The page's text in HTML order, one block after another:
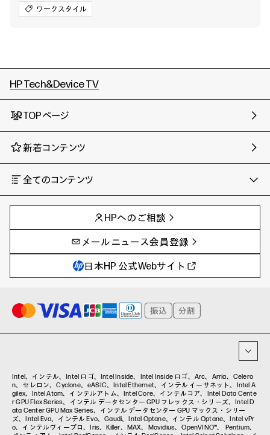
ワークスタイル
HP Tech&Device TV
TOPページ
新着コンテンツ
全てのコンテンツ
AIの進化と活用事例
製品トレンド & レビュー
サイバーセキュリティ
教育とテクノロジー
ハイブリッドワーク
プリンター
事例
イベントレポート
AI PC
AIワークステーション
Poly
WXP（DEXツール）
タグ一覧
HPへのご相談
メールニュース会員登録
日本HP 公式Webサイト
Intel、インテル、Intel ロゴ、Intel Inside、Intel Inside ロゴ、Arc、Arria、Celero
n、セレロン、Cyclone、eASIC、Intel Ethernet、インテル イーサネット、Intel A
gilex、Intel Atom、インテルアトム、Intel Core、インテルコア、Intel Data Cente
r GPU Flex Series、インテル データセンター GPU フレックス・シリーズ、Intel D
ata Center GPU Max Series、インテル データセンター GPU マックス・シリー
ズ、Intel Evo、インテル Evo、Gaudi、Intel Optane、インテル Optane、Intel vPr
o、インテルヴィープロ、Iris、Killer、MAX、Movidius、OpenVINO™、 Pentium、